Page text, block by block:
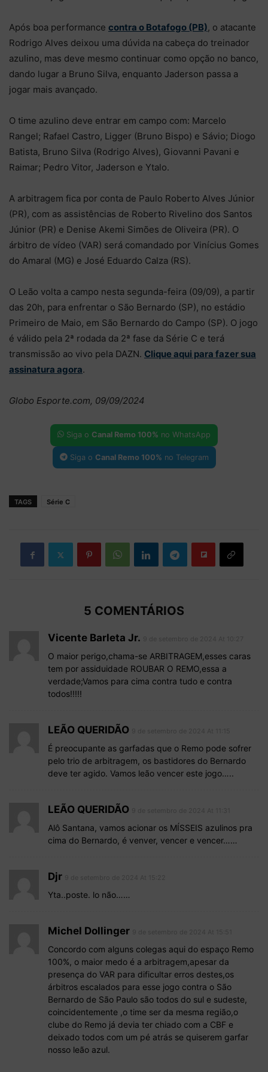
Após boa performance contra o Botafogo (PB), o atacante
Rodrigo Alves deixou uma dúvida na cabeça do treinador
azulino, mas deve mesmo continuar como opção no banco,
dando lugar a Bruno Silva, enquanto Jaderson passa a
jogar mais avançado.
O time azulino deve entrar em campo com: Marcelo
Rangel; Rafael Castro, Ligger (Bruno Bispo) e Sávio; Diogo
Batista, Bruno Silva (Rodrigo Alves), Giovanni Pavani e
Raimar; Pedro Vitor, Jaderson e Ytalo.
A arbitragem fica por conta de Paulo Roberto Alves Júnior
(PR), com as assistências de Roberto Rivelino dos Santos
Júnior (PR) e Denise Akemi Simões de Oliveira (PR). O
árbitro de vídeo (VAR) será comandado por Vinícius Gomes
do Amaral (MG) e José Eduardo Calza (RS).
O Leão volta a campo nesta segunda-feira (09/09), a partir
das 20h, para enfrentar o São Bernardo (SP), no estádio
Primeiro de Maio, em São Bernardo do Campo (SP). O jogo
é válido pela 2ª rodada da 2ª fase da Série C e terá
transmissão ao vivo pela DAZN. Clique aqui para fazer sua
assinatura agora.
Globo Esporte.com, 09/09/2024
Siga o Canal Remo 100% no WhatsApp
Siga o Canal Remo 100% no Telegram
TAGS Série C
5 COMENTÁRIOS
Vicente Barleta Jr.
O maior perigo,chama-se ARBITRAGEM,esses caras
tem por assiduidade ROUBAR O REMO,essa a
verdade;Vamos para cima contra tudo e contra
todos!!!!!
LEÃO QUERIDÃO
É preocupante as garfadas que o Remo pode sofrer
pelo trio de arbitragem, os bastidores do Bernardo
deve ter agido. Vamos leão vencer este jogo…..
LEÃO QUERIDÃO
Alô Santana, vamos acionar os MÍSSEIS azulinos pra
cima do Bernardo, é venver, vencer e vencer……
Djr
Yta..poste. lo não……
Michel Dollinger
Concordo com alguns colegas aqui do espaço Remo
100%, o maior medo é a arbitragem,apesar da
presença do VAR para dificultar erros destes,os
árbitros escalados para esse jogo contra o São
Bernardo de São Paulo são todos do sul e sudeste,
coincidentemente ,o time ser da mesma região,o
clube do Remo já devia ter chiado com a CBF e
deixado todos com um pé atrás se quiserem garfar
nosso leão azul.